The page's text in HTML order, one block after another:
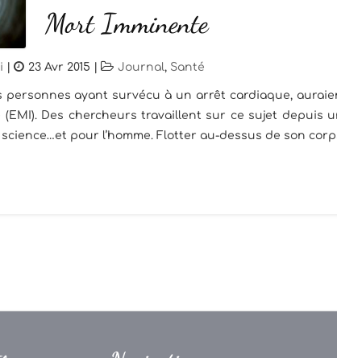
Mort Imminente
23 Avr 2015 Journal, Santé
personnes ayant survécu à un arrêt cardiaque,
(EMI). Des chercheurs travaillent sur ce sujet depuis
pour l’homme. Flotter au-dessus de son